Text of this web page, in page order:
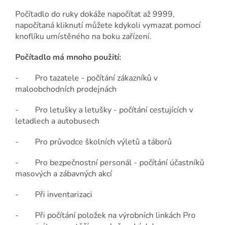
Počítadlo do ruky dokáže napočítat až 9999,
napočítaná kliknutí můžete kdykoli vymazat pomocí
knoflíku umístěného na boku zařízení.
Počítadlo má mnoho použití:
- Pro tazatele - počítání zákazníků v
maloobchodních prodejnách
- Pro letušky a letušky - počítání cestujících v
letadlech a autobusech
- Pro průvodce školních výletů a táborů
- Pro bezpečnostní personál - počítání účastníků
masových a zábavných akcí
- Při inventarizaci
- Při počítání položek na výrobních linkách Pro